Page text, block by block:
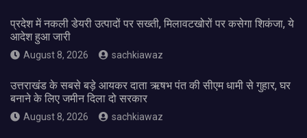
प्रदेश में नकली डेयरी उत्पादों पर सख्ती, मिलावटखोरों पर कसेगा शिकंजा, ये
आदेश हुआ जारी
August 8, 2026 sachkiawaz
उत्तराखंड के सबसे बड़े आयकर दाता ऋषभ पंत की सीएम धामी से गुहार, घर
बनाने के लिए जमीन दिला दो सरकार
August 8, 2026 sachkiawaz